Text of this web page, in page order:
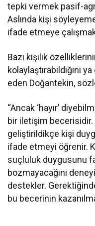
tepki vermek pasif-
Aslında kişi
ifade etmeye
Bazı kişilik
kolaylaştırabildiğini
eden Doğantekin,
“Ancak ‘hayır’
bir iletişim becerisidir.
geliştirildikçe kişi
ifade etmeyi öğrenir.
suçluluk duygusunu
bozmayacağını
destekler.
bu becerinin